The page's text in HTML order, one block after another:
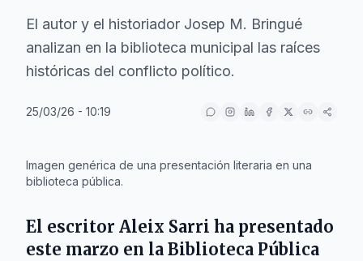
El autor y el historiador Josep M. Bringué
analizan en la biblioteca municipal las raíces
históricas del conflicto político.
25/03/26 - 10:19
Imagen genérica de una presentación literaria en una
biblioteca pública.
El escritor Aleix Sarri ha presentado
este marzo en la Biblioteca Pública